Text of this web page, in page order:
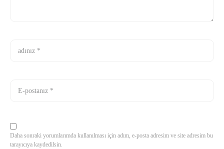
Daha sonraki yorumlarımda kullanılması için adım, e-posta adresim ve site adresim bu
tarayıcıya kaydedilsin.